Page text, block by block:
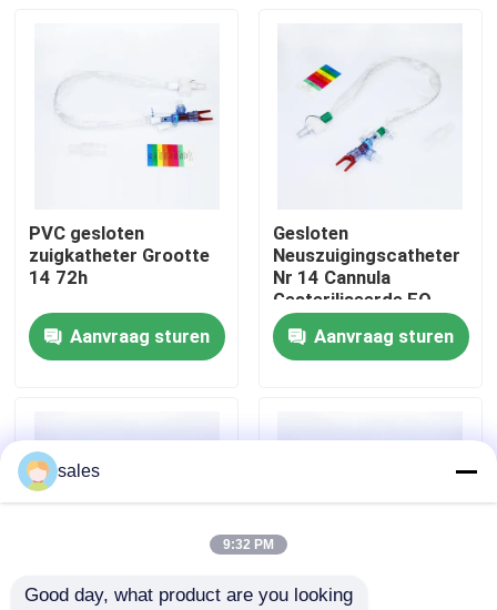
Fabrieksreis
Kwaliteitscontrole
Vraag een offerte aan
Laryngeal Maskerluchtroute
PVC gesloten
zuigkatheter Grootte
14 72h
Aanvraag sturen
Gesloten
Neuszuigingscatheter
Nr 14 Cannula
Gesteriliseerde EO
Gamma Ray
Aanvraag sturen
sales
9:32 PM
Good day, what product are you looking